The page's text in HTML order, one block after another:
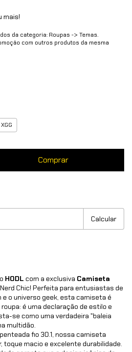
mais!
da categoria: Roupas -> Temas.
com outros produtos da mesma
XGG
Calcular
HODL com a exclusiva Camiseta
Chic! Perfeita para entusiastas de
o universo geek, esta camiseta é
é uma declaração de estilo e
se como uma verdadeira "baleia
multidão.
fio 30.1, nossa camiseta
macio e excelente durabilidade.